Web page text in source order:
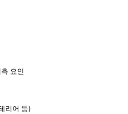
요인
리어 등)